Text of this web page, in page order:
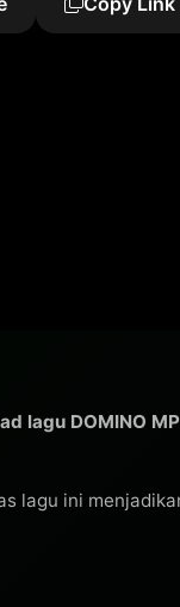
lagu DOMINO
lagu ini